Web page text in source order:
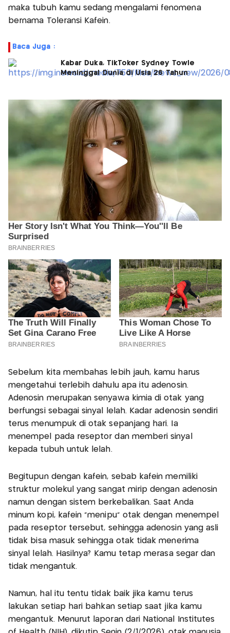
maka tubuh kamu sedang mengalami fenomena
bernama Toleransi Kafein.
Baca Juga :
Kabar Duka, TikToker Sydney Towle
Meninggal Dunia di Usia 26 Tahun
Sebelum kita membahas lebih jauh, kamu harus
mengetahui terlebih dahulu apa itu adenosin.
Adenosin merupakan senyawa kimia di otak yang
berfungsi sebagai sinyal lelah. Kadar adenosin sendiri
terus menumpuk di otak sepanjang hari. Ia
menempel pada reseptor dan memberi sinyal
kepada tubuh untuk lelah.
Begitupun dengan kafein, sebab kafein memiliki
struktur molekul yang sangat mirip dengan adenosin
namun dengan sistem berkebalikan. Saat Anda
minum kopi, kafein "menipu" otak dengan menempel
pada reseptor tersebut, sehingga adenosin yang asli
tidak bisa masuk sehingga otak tidak menerima
sinyal lelah. Hasilnya? Kamu tetap merasa segar dan
tidak mengantuk.
Namun, hal itu tentu tidak baik jika kamu terus
lakukan setiap hari bahkan setiap saat jika kamu
mengantuk. Menurut laporan dari National Institutes